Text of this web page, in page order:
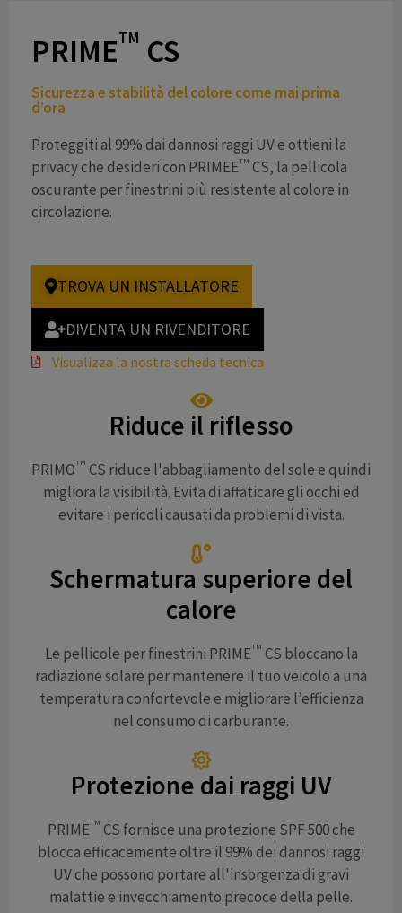
PRIMETM CS
Sicurezza e stabilità del colore come mai prima
d’ora
Proteggiti al 99% dai dannosi raggi UV e ottieni la
privacy che desideri con PRIMEETM CS, la pellicola
oscurante per finestrini più resistente al colore in
circolazione.
TROVA UN INSTALLATORE
DIVENTA UN RIVENDITORE
Visualizza la nostra scheda tecnica
Riduce il riflesso
PRIMOTM CS riduce l'abbagliamento del sole e quindi
migliora la visibilità. Evita di affaticare gli occhi ed
evitare i pericoli causati da problemi di vista.
Schermatura superiore del
calore
Le pellicole per finestrini PRIMETM CS bloccano la
radiazione solare per mantenere il tuo veicolo a una
temperatura confortevole e migliorare l’efficienza
nel consumo di carburante.
Protezione dai raggi UV
PRIMETM CS fornisce una protezione SPF 500 che
blocca efficacemente oltre il 99% dei dannosi raggi
UV che possono portare all'insorgenza di gravi
malattie e invecchiamento precoce della pelle.